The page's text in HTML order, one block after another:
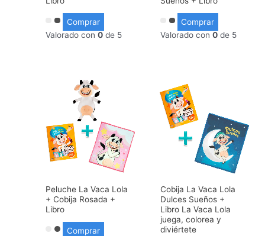
Comprar
Valorado con0 de 5
Comprar
Valorado con 0de 5
Peluche La Vaca Lola
+ Cobija Rosada +
Libro
Comprar
Cobija La Vaca Lola
Dulces Sueños +
Libro La Vaca Lola
juega, colorea y
diviértete